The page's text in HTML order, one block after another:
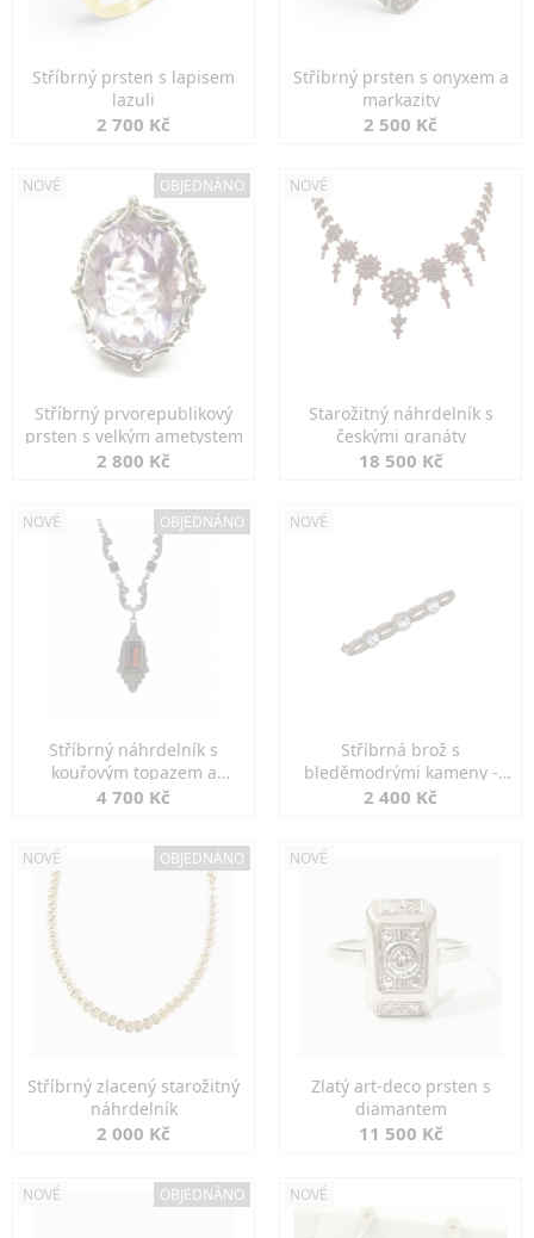
Stříbrný prsten s lapisem
lazuli
2 700 Kč
Stříbrný prsten s onyxem a
markazity
2 500 Kč
NOVÉ OBJEDNÁNO
Stříbrný prvorepublikový
prsten s velkým ametystem
2 800 Kč
NOVÉ
Starožitný náhrdelník s
českými granáty
18 500 Kč
NOVÉ OBJEDNÁNO
Stříbrný náhrdelník s
kouřovým topazem a
markazity
4 700 Kč
NOVÉ
Stříbrná brož s
bleděmodrými kameny -
jemná elegance
2 400 Kč
NOVÉ OBJEDNÁNO
Stříbrný zlacený starožitný
náhrdelník
2 000 Kč
NOVÉ
Zlatý art-deco prsten s
diamantem
11 500 Kč
NOVÉ OBJEDNÁNO NOVÉ